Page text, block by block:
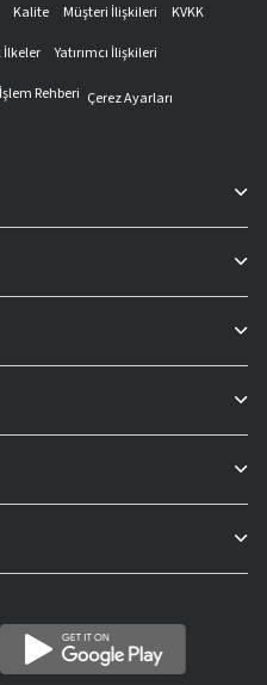
Kalite Müşteri İlişkileri
KVKK
İlkeler
Yatırımcı İlişkileri
İşlem Rehberi Çerez Ayarları